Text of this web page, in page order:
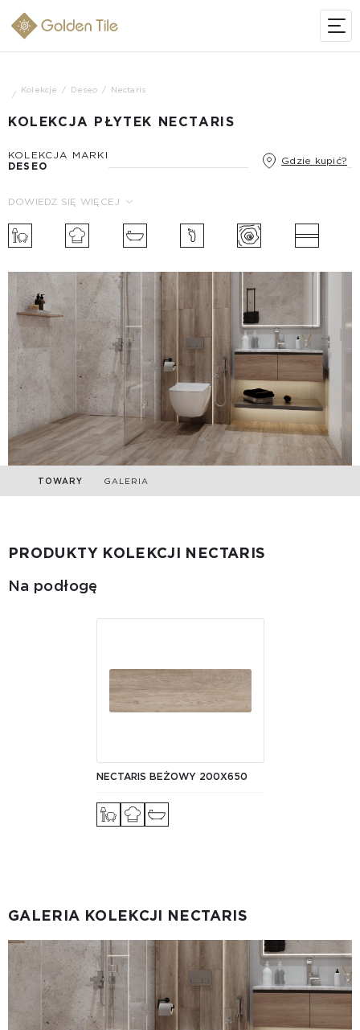
Kolekcje Deseo Nectaris
KOLEKCJA PŁYTEK NECTARIS
KOLEKCJA MARKI
DESEO
Gdzie kupić?
DOWIEDZ SIĘ WIĘCEJ
TOWARY GALERIA
PRODUKTY KOLEKCJI NECTARIS
Na podłogę
NECTARIS BEŻOWY 200X650
GALERIA KOLEKCJI NECTARIS